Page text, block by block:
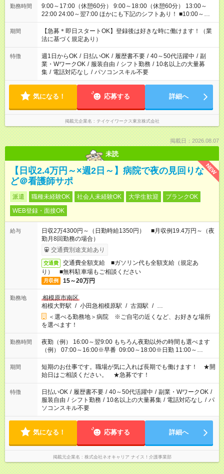
勤務時間
9:00～17:00（休憩60分） 9:00～18:00（休憩60分） 13:00～
22:00 24:00～翌7:00 ほかにも下記のシフトあり！ ■10:00～
18:00 ■12:00～21:00 ■15:00～21:00 ■17:00～21:00 ■22:00～
翌6:00 など ※お仕事、勤務地により勤務時間帯は異なります
期間
【急募＊即日スタートOK】登録後は好きな時に働けます！（業
法に基づく規定あり）
特徴 週1日からOK / 日払いOK / 履歴書不要 / 40～50代活躍中 / 副
業・WワークOK / 服装自由 / シフト勤務 / 10名以上の大量募
集 / 電話対応なし / パソコンスキル不要
気になる！ 応募する 詳細へ
掲載元企業名 テイケイワークス東京株式会社
掲載日：2026.08.07
未読
NEW
【日収2.4万円～×週2日～】病院で夜の見回りな
ど＠看護師サポ
派遣 職種未経験OK 社会人未経験OK 大学生歓迎
ブランクOK
WEB登録・面接OK
給与
日収2万4300円～（日勤時給1350円） ■月収例19.4万円～（夜
勤月8回勤務の場合）
交通費別途支給あり
交通費
交通費全額支給 ■ガソリン代も全額支給（規定あ
り） ■無料駐車場もご相談ください
月収例 15～20万円
勤務地
相模原市南区
相模大野駅 / 小田急相模原駅 / 古淵駅 / …
＜選べる勤務地＞病院 ※ご自宅の近くなど、お好きな場所
を選べます！
勤務時間
夜勤（例） 16:00～翌9:00 もちろん夜勤以外の時間も選べます
（例） 07:00～16:00※早番 09:00～18:00※日勤 11:00～
20:00※遅番 ※時間は、固定・選べる施設もあるので、ご希望が
あれば調整できます！ ※シフト制。勤務地により実働時間が異
なります。★家庭の都合でお休みが必要な場合も遠慮なくご相談
ください。
期間
短期のお仕事です。職場が気に入れば長期でも働けます！ ★開
始日はご相談ください。 ★急募です！
特徴 日払いOK / 履歴書不要 / 40～50代活躍中 / 副業・WワークOK /
服装自由 / シフト勤務 / 10名以上の大量募集 / 電話対応なし / パ
ソコンスキル不要
気になる！ 応募する 詳細へ
掲載元企業名 株式会社ネオキャリア ナイス！介護事業部